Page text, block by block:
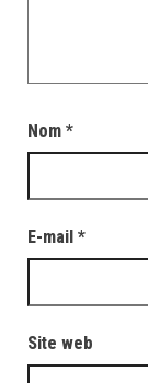
Nom *
E-mail *
Site web